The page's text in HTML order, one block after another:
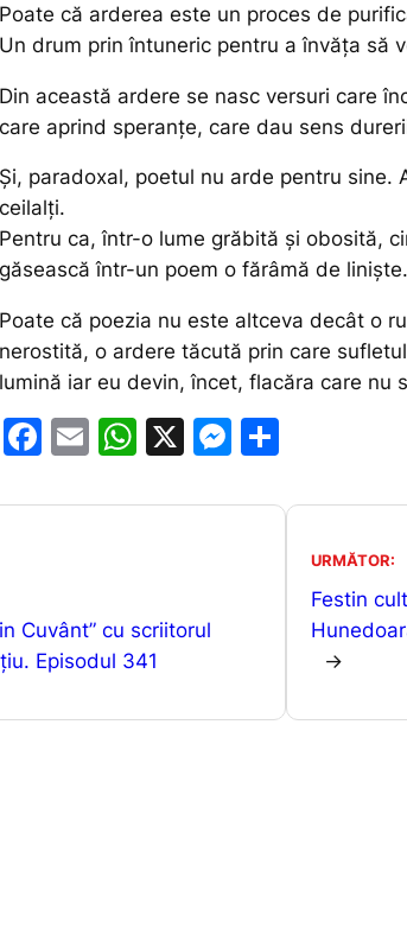
Poate că arderea este un proces de
Un drum prin întuneric pentru a învăța să
Din această ardere se nasc versuri care
care aprind speranțe, care dau sens
Și, paradoxal, poetul nu arde pentru sine.
ceilalți.
Pentru ca, într-o lume grăbită și obosită,
găsească într-un poem o fărâmă de liniște.
Poate că poezia nu este altceva decât o
nerostită, o ardere tăcută prin care
lumină iar eu devin, încet, flacăra care nu
F
c
o
o
E
ai
W
at
p
p
X
M
s ta
Cuvânt” cu scriitorul
Episodul 341
URMĂTOR:
Festin
→